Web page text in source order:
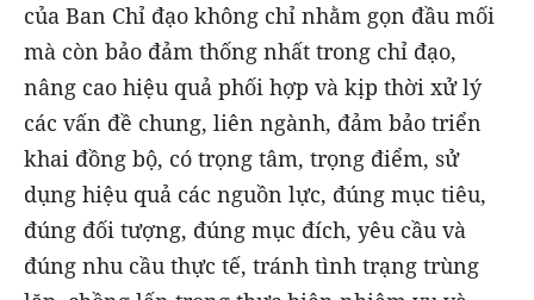
của Ban Chỉ đạo không chỉ nhằm gọn đầu mối
mà còn bảo đảm thống nhất trong chỉ đạo,
nâng cao hiệu quả phối hợp và kịp thời xử lý
các vấn đề chung, liên ngành, đảm bảo triển
khai đồng bộ, có trọng tâm, trọng điểm, sử
dụng hiệu quả các nguồn lực, đúng mục tiêu,
đúng đối tượng, đúng mục đích, yêu cầu và
đúng nhu cầu thực tế, tránh tình trạng trùng